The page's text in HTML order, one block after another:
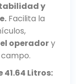
y
Facilita la
operadory
Litros: